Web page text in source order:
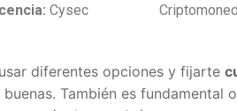
Cysec
diferentes opciones y fijarte
También es fundamental